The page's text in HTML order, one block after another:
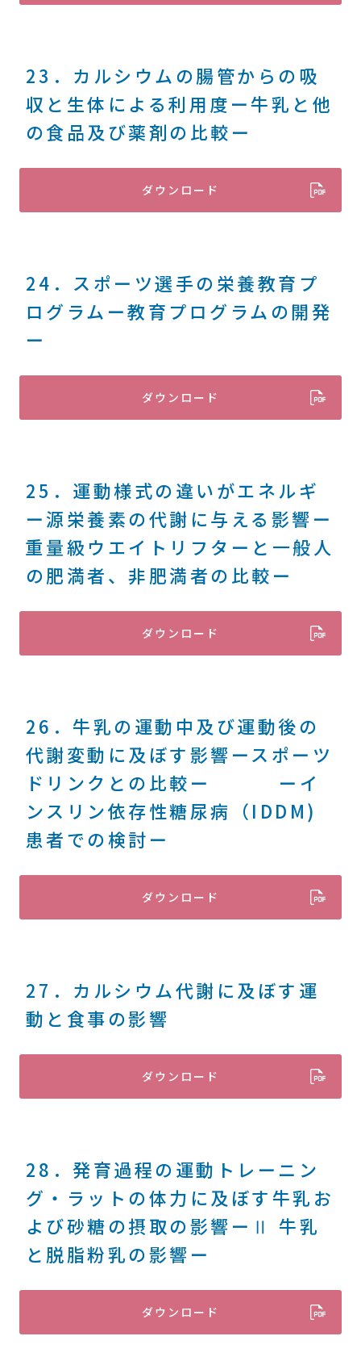
23．カルシウムの腸管からの吸
収と生体による利用度ー牛乳と他
の食品及び薬剤の比較ー
ダウンロード
24．スポーツ選手の栄養教育プ
ログラムー教育プログラムの開発
ー
ダウンロード
25．運動様式の違いがエネルギ
ー源栄養素の代謝に与える影響ー
重量級ウエイトリフターと一般人
の肥満者、非肥満者の比較ー
ダウンロード
26．牛乳の運動中及び運動後の
代謝変動に及ぼす影響ースポーツ
ドリンクとの比較ー ーイ
ンスリン依存性糖尿病（IDDM)
患者での検討ー
ダウンロード
27．カルシウム代謝に及ぼす運
動と食事の影響
ダウンロード
28．発育過程の運動トレーニン
グ・ラットの体力に及ぼす牛乳お
よび砂糖の摂取の影響ーⅡ 牛乳
と脱脂粉乳の影響ー
ダウンロード